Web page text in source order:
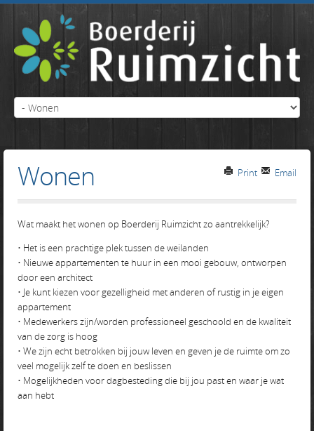
Email
Print
Wonen
Wat maakt het wonen op Boerderij Ruimzicht zo aantrekkelijk?
• Het is een prachtige plek tussen de weilanden
• Nieuwe appartementen te huur in een mooi gebouw, ontworpen
door een architect
• Je kunt kiezen voor gezelligheid met anderen of rustig in je eigen
appartement
• Medewerkers zijn/worden professioneel geschoold en de kwaliteit
van de zorg is hoog
• We zijn echt betrokken bij jouw leven en geven je de ruimte om zo
veel mogelijk zelf te doen en beslissen
• Mogelijkheden voor dagbesteding die bij jou past en waar je wat
aan hebt